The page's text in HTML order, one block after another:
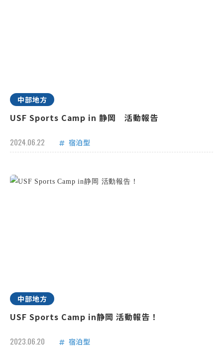
中部地方
USF Sports Camp in 静岡 活動報告
2024.06.22 宿泊型
中部地方
USF Sports Camp in静岡 活動報告！
2023.06.20 宿泊型